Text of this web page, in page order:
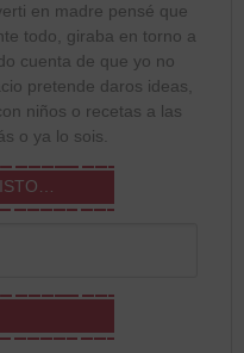
en madre pensé que
todo, giraba en torno a
cuenta de que yo no
pretende daros ideas,
niños o recetas a las
o ya lo sois.